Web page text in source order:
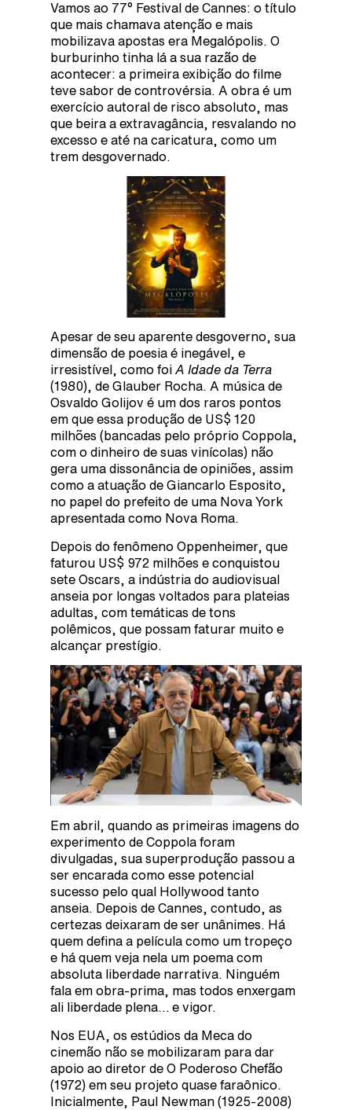
Vamos ao 77° Festival de Cannes: o título
que mais chamava atenção e mais
mobilizava apostas era Megalópolis. O
burburinho tinha lá a sua razão de
acontecer: a primeira exibição do filme
teve sabor de controvérsia. A obra é um
exercício autoral de risco absoluto, mas
que beira a extravagância, resvalando no
excesso e até na caricatura, como um
trem desgovernado.
Apesar de seu aparente desgoverno, sua
dimensão de poesia é inegável, e
irresistível, como foi A Idade da Terra
(1980), de Glauber Rocha. A música de
Osvaldo Golijov é um dos raros pontos
em que essa produção de US$ 120
milhões (bancadas pelo próprio Coppola,
com o dinheiro de suas vinícolas) não
gera uma dissonância de opiniões, assim
como a atuação de Giancarlo Esposito,
no papel do prefeito de uma Nova York
apresentada como Nova Roma.
Depois do fenômeno Oppenheimer, que
faturou US$ 972 milhões e conquistou
sete Oscars, a indústria do audiovisual
anseia por longas voltados para plateias
adultas, com temáticas de tons
polêmicos, que possam faturar muito e
alcançar prestígio.
Em abril, quando as primeiras imagens do
experimento de Coppola foram
divulgadas, sua superprodução passou a
ser encarada como esse potencial
sucesso pelo qual Hollywood tanto
anseia. Depois de Cannes, contudo, as
certezas deixaram de ser unânimes. Há
quem defina a película como um tropeço
e há quem veja nela um poema com
absoluta liberdade narrativa. Ninguém
fala em obra-prima, mas todos enxergam
ali liberdade plena… e vigor.
Nos EUA, os estúdios da Meca do
cinemão não se mobilizaram para dar
apoio ao diretor de O Poderoso Chefão
(1972) em seu projeto quase faraônico.
Inicialmente, Paul Newman (1925-2008)